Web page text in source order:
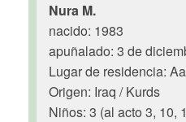
Nura M.
nacido: 1983
apuñalado: 3 de
Lugar de residencia:
Origen: Iraq / Kurds
Niños: 3 (al acto 3, 10,